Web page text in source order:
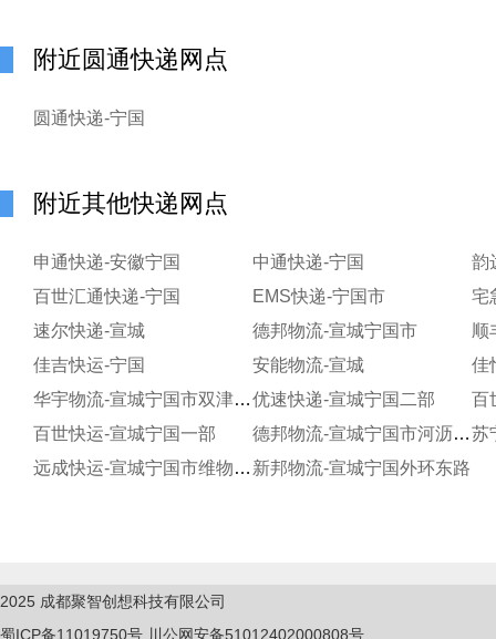
附近圆通快递网点
圆通快递-宁国
附近其他快递网点
申通快递-安徽宁国 中通快递-宁国
韵
百世汇通快递-宁国
EMS快递-宁国市
宅
速尔快递-宣城
德邦物流-宣城宁国市
顺
佳吉快运-宁国
安能物流-宣城
华宇物流-宣城宁国市双津工业园优速快递-宣城宁国二部
百
百世快运-宣城宁国一部
德邦物流-宣城宁国市河沥开发区苏
远成快运-宣城宁国市维物流城 新邦物流-宣城宁国外环东路
2025 成都聚智创想科技有限公司
蜀ICP备11019750号 川公网安备51012402000808号